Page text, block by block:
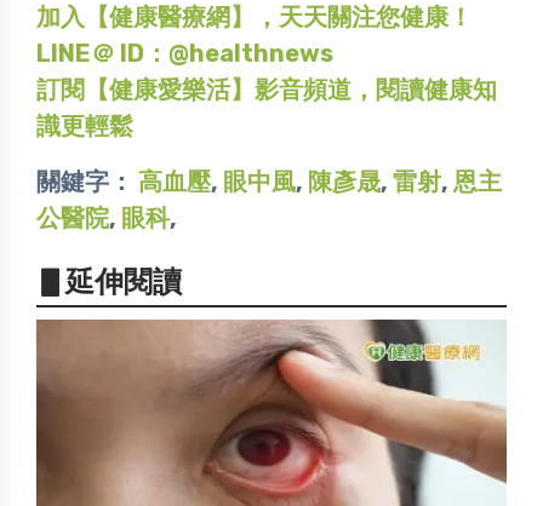
加入【健康醫療網】，天天關注您健康！
LINE＠ ID：@healthnews
訂閱【健康愛樂活】影音頻道，閱讀健康知
識更輕鬆
關鍵字： 高血壓, 眼中風, 陳彥晟, 雷射, 恩主
公醫院, 眼科,
▋延伸閱讀